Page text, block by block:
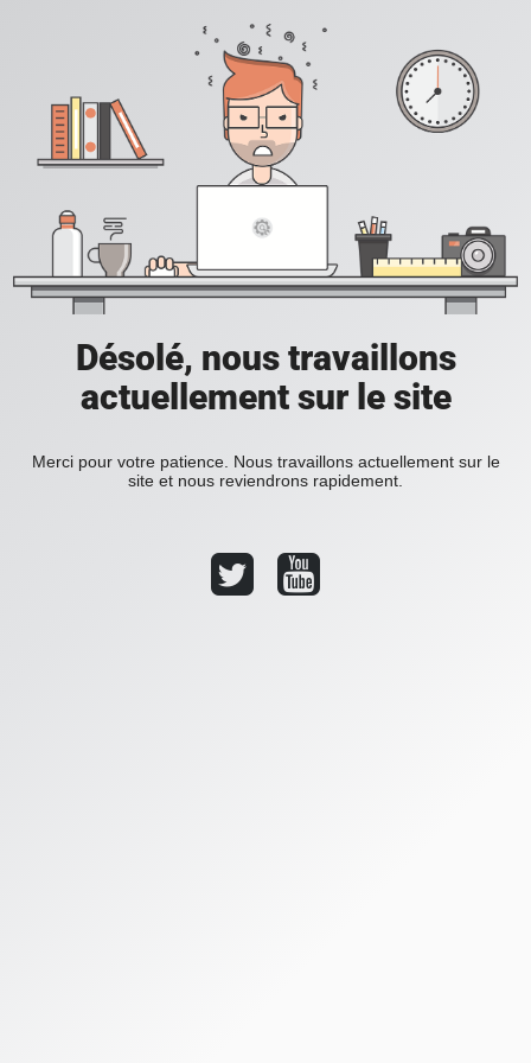
Désolé, nous travaillons
actuellement sur le site
Merci pour votre patience. Nous travaillons actuellement sur le
site et nous reviendrons rapidement.